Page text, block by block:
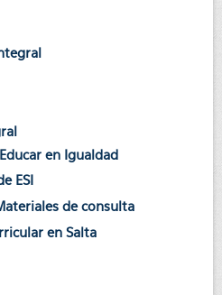
en Igualdad
ESI
de consulta
en Salta